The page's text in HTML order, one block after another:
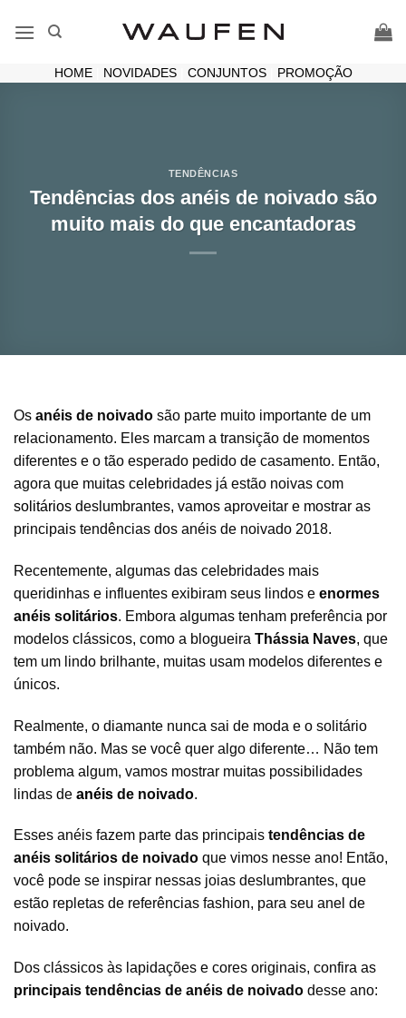
HOME| NOVIDADES| CONJUNTOS| PROMOÇÃO
TENDÊNCIAS
Tendências dos anéis de noivado são
muito mais do que encantadoras
Os anéis de noivado são parte muito importante de um
relacionamento. Eles marcam a transição de momentos
diferentes e o tão esperado pedido de casamento. Então,
agora que muitas celebridades já estão noivas com
solitários deslumbrantes, vamos aproveitar e mostrar as
principais tendências dos anéis de noivado 2018.
Recentemente, algumas das celebridades mais
queridinhas e influentes exibiram seus lindos e enormes
anéis solitários. Embora algumas tenham preferência por
modelos clássicos, como a blogueira Thássia Naves, que
tem um lindo brilhante, muitas usam modelos diferentes e
únicos.
Realmente, o diamante nunca sai de moda e o solitário
também não. Mas se você quer algo diferente… Não tem
problema algum, vamos mostrar muitas possibilidades
lindas de anéis de noivado.
Esses anéis fazem parte das principais tendências de
anéis solitários de noivado que vimos nesse ano! Então,
você pode se inspirar nessas joias deslumbrantes, que
estão repletas de referências fashion, para seu anel de
noivado.
Dos clássicos às lapidações e cores originais, confira as
principais tendências de anéis de noivado desse ano: